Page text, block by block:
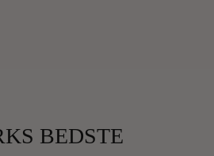
BEDSTE